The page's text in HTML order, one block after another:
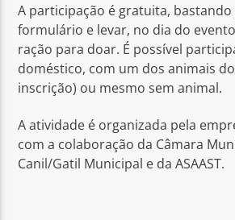
A participação é gratuita,
formulário e levar, no dia do
ração para doar. É possível
doméstico, com um dos animais
inscrição) ou mesmo sem animal.
A atividade é organizada pela
com a colaboração da Câmara
Canil/Gatil Municipal e da ASAAST.